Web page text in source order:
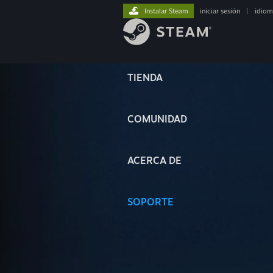
TIENDA
COMUNIDAD
ACERCA DE
SOPORTE
Instalar Steam iniciar sesión